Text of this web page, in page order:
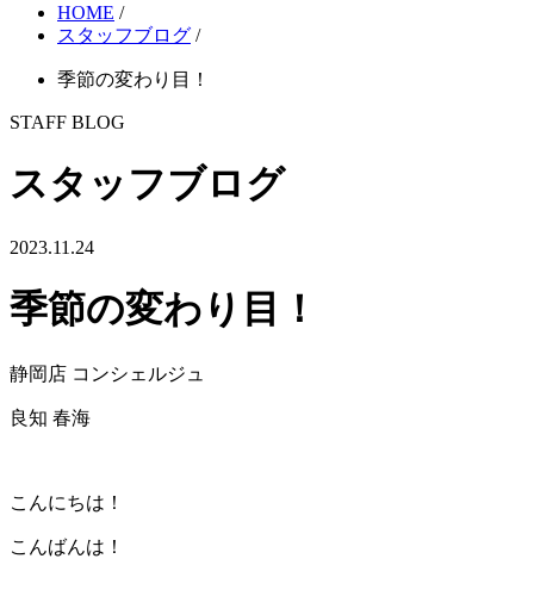
HOME /
スタッフブログ /
季節の変わり目！
STAFF BLOG
スタッフブログ
2023.11.24
季節の変わり目！
静岡店 コンシェルジュ
良知 春海
こんにちは！
こんばんは！